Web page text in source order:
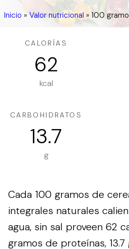
Inicio »Valor nutricional » 100
CALORÍAS
62
kcal
CARBOHIDRATOS
13.7
g
Cada 100 gramos de
integrales naturales
agua, sin sal proveen 62
gramos de proteínas,